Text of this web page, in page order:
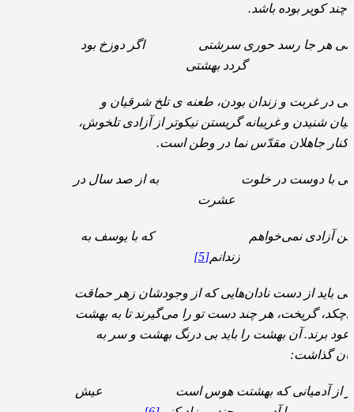
چند کویر بوده باشد.
بلی هر جا رسد حوری سرشتی اگر دوزخ بود
گردد بهشتی
در غربت و زندان بودن، طعنه ی تلخ شرقیان و
شنیدن و غریبانه گریستن نیکوتر از آزادی تلخوش،
کنار جاهلان مقدّس نما در وطن است.
با دوست در خلوت به از صد سال در
عشرت
من آزادی نمی‌خواهم که با یوسف به
زندانم[5]
باید از دست نادان‌هایی که از وجودشان زهر حماقت
گریخت، هر چند دست تو را می‌گیرند تا به بهشت
برند. آن بهشت را باید بی درنگ بهشت و سر به
گذاشت:
از آدمیانی که بهشتت هوس است عیش